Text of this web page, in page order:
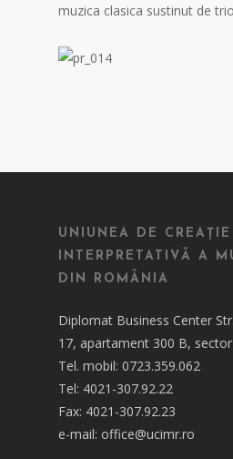
muzica clasica sustinut de
UNIUNEA DE CREAȚIE
INTERPRETATIVĂ A
DIN ROMÂNIA
Diplomat Business Center
17, apartament 300 B,
Tel. mobil: 0723.359.062
Tel: 4021-307.92.22
Fax: 4021-307.92.23
e-mail: office@ucimr.ro